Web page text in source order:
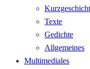
Texte
Gedichte
Allgemeines
Multimediales